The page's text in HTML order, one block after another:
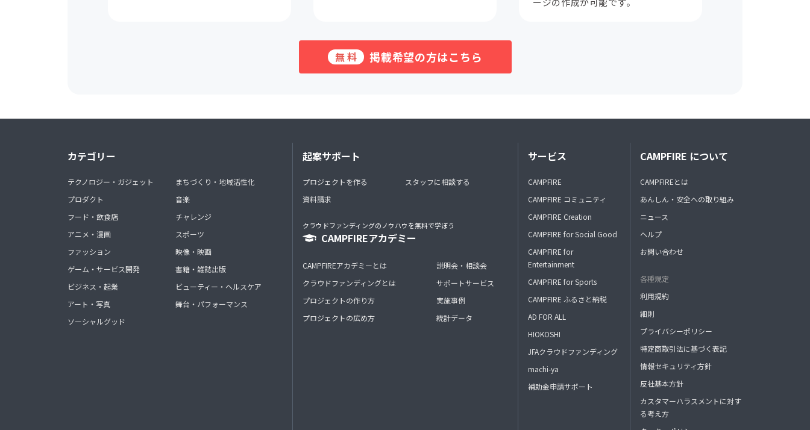
無料 掲載希望の方はこちら
カテゴリー
テクノロジー・ガジェット
プロダクト
フード・飲食店
アニメ・漫画
ファッション
ゲーム・サービス開発
ビジネス・起業
アート・写真
ソーシャルグッド
まちづくり・地域活性化
音楽
チャレンジ
スポーツ
映像・映画
書籍・雑誌出版
ビューティー・ヘルスケア
舞台・パフォーマンス
起案サポート
プロジェクトを作る
資料請求
スタッフに相談する
クラウドファンディングのノウハウを無料で学ぼう
CAMPFIREアカデミー
CAMPFIREアカデミーとは
クラウドファンディングとは
プロジェクトの作り方
プロジェクトの広め方
説明会・相談会
サポートサービス
実施事例
統計データ
サービス
CAMPFIRE
CAMPFIRE コミュニティ
CAMPFIRE Creation
CAMPFIRE for Social Good
CAMPFIRE for
Entertainment
CAMPFIRE for Sports
CAMPFIRE ふるさと納税
AD FOR ALL
HIOKOSHI
JFAクラウドファンディング
machi-ya
補助金申請サポート
CAMPFIRE について
CAMPFIREとは
あんしん・安全への取り組み
ニュース
ヘルプ
お問い合わせ
各種規定
利用規約
細則
プライバシーポリシー
特定商取引法に基づく表記
情報セキュリティ方針
反社基本方針
カスタマーハラスメントに対す
る考え方